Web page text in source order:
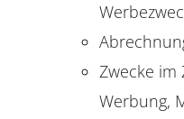
Zwecke im
Werbung,